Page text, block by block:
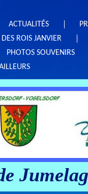
ACTUALITÉS
ROIS JANVIER
PHOTOS SOUVENIRS